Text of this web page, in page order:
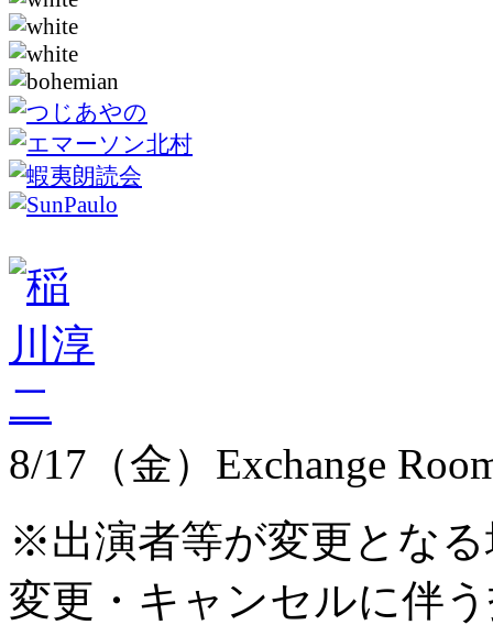
8/17（金）Exchange
※出演者等が変更とな
変更・キャンセルに伴